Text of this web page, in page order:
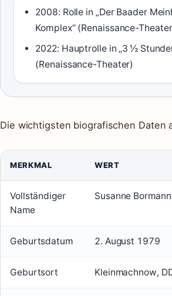
2008: Rolle in „Der Baader
Komplex“ (Renaissance-
2022: Hauptrolle in „3 ½
(Renaissance-Theater)
Die wichtigsten biografischen Daten
MERKMAL WERT
Vollständiger
Name
Susanne Bormann
Geburtsdatum 2. August 1979
Geburtsort Kleinmachnow,